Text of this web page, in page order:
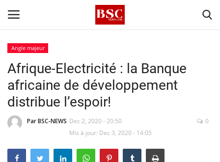
Accueil
Contact
A propos
Angle majeur
Afrique-Electricité : la Banque
africaine de développement
distribue l’espoir!
Par BSC-NEWS Dec 2, 2020 - 20:50
Mis à jour: Dec 3, 2020 - 14:05
0